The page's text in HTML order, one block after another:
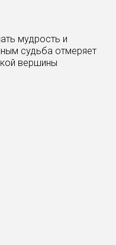
мудрость и
судьба отмеряет
вершины
на ладони. Недавно
с тремя